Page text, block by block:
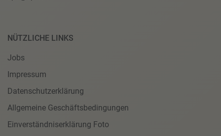
NÜTZLICHE LINKS
Jobs
Impressum
Datenschutzerklärung
Allgemeine Geschäftsbedingungen
Einverständniserklärung Foto